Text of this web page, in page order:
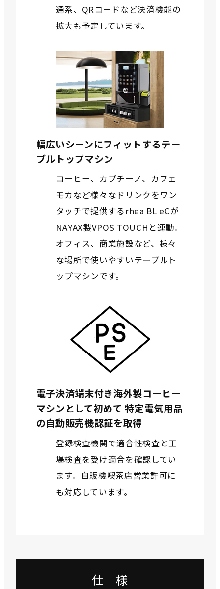
通系、QRコードなど決済機能の
拡大も予定しています。
幅広いシーンにフィットするテー
ブルトップマシン
コーヒー、カプチーノ、カフェ
モカなど様々なドリンクをワン
タッチで提供するrhea BL eCが
NAYAX製VPOS TOUCHと連動。
オフィス、商業施設など、様々
な場所で使いやすいテーブルト
ップマシンです。
電子決済端末付き海外製コーヒー
マシンとして初めて 特定電気用品
の自動販売機認証を取得
登録検査機関で適合性検査と工
場検査を受け適合を確認してい
ます。自販機喫茶店営業許可に
も対応しています。
仕 様